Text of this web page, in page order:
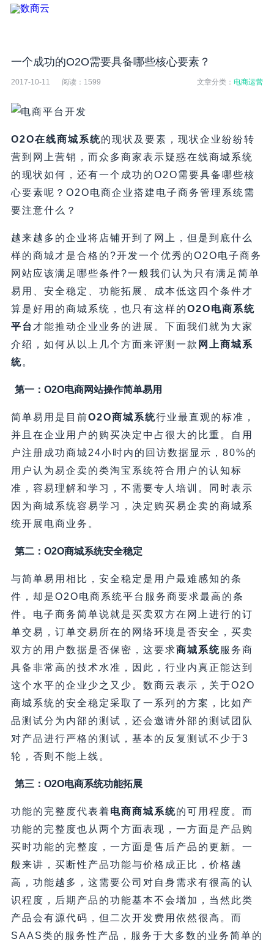
一个成功的O2O需要具备哪些核心要素？
2017-10-11 阅读： 1599 文章分类：电商运营
O2O在线商城系统的现状及要素，现状企业纷纷转
营到网上营销，而众多商家表示疑惑在线商城系统
的现状如何，还有一个成功的O2O需要具备哪些核
心要素呢？O2O电商企业搭建电子商务管理系统需
要注意什么？
越来越多的企业将店铺开到了网上，但是到底什么
样的商城才是合格的?开发一个优秀的O2O电子商务
网站应该满足哪些条件?一般我们认为只有满足简单
易用、安全稳定、功能拓展、成本低这四个条件才
算是好用的商城系统，也只有这样的O2O电商系统
平台 才能推动企业业务的进展。下面我们就为大家
介绍，如何从以上几个方面来评测一款 网上商城系
统。
第一：O2O电商网站操作简单易用
简单易用是目前O2O商城系统行业最直观的标准，
并且在企业用户的购买决定中占很大的比重。自用
户注册成功商城24小时内的回访数据显示，80%的
用户认为易企卖的类淘宝系统符合用户的认知标
准，容易理解和学习，不需要专人培训。同时表示
因为商城系统容易学习，决定购买易企卖的商城系
统开展电商业务。
第二：O2O商城系统安全稳定
与简单易用相比，安全稳定是用户最难感知的条
件，却是O2O电商系统平台服务商要求最高的条
件。电子商务简单说就是买卖双方在网上进行的订
单交易，订单交易所在的网络环境是否安全，买卖
双方的用户数据是否保密，这要求商城系统服务商
具备非常高的技术水准，因此，行业内真正能达到
这个水平的企业少之又少。数商云表示，关于O2O
商城系统的安全稳定采取了一系列的方案，比如产
品测试分为内部的测试，还会邀请外部的测试团队
对产品进行严格的测试，基本的反复测试不少于3
轮，否则不能上线。
第三：O2O电商系统功能拓展
功能的完整度代表着电商商城系统的可用程度。而
功能的完整度也从两个方面表现，一方面是产品购
买时功能的完整度，一方面是售后产品的更新。一
般来讲，买断性产品功能与价格成正比，价格越
高，功能越多，这需要公司对自身需求有很高的认
识程度，后期产品的功能基本不会增加，当然此类
产品会有源代码，但二次开发费用依然很高。而
SAAS类的服务性产品，服务于大多数的业务简单的